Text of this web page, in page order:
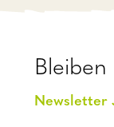
Newsletter